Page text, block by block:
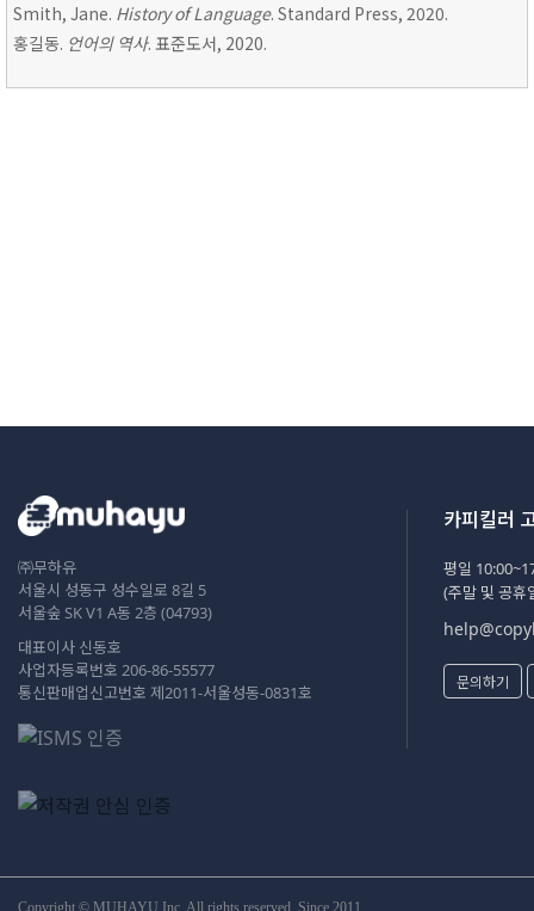
Smith, Jane. History of Language. Standard Press, 2020.
홍길동. 언어의 역사. 표준도서, 2020.
㈜무하유
서울시 성동구 성수일로 8길 5
서울숲 SK V1 A동 2층 (04793)
대표이사 신동호
사업자등록번호 206-86-55577
통신판매업신고번호 제2011-서울성동-0831호
카피킬러
평일
(주말 및 공휴
문의하기
Copyright © MUHAYU Inc. All rights reserved. Since 2011